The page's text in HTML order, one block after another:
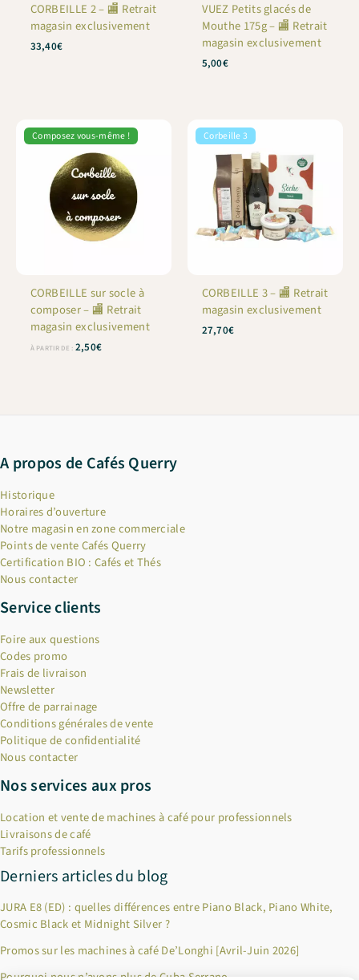
CORBEILLE 2 – 🏬 Retrait
magasin exclusivement
33,40€
VUEZ Petits glacés de
Mouthe 175g – 🏬 Retrait
magasin exclusivement
5,00€
Composez vous-même !
CORBEILLE sur socle à
composer – 🏬 Retrait
magasin exclusivement
À PARTIR DE : 2,50€
Corbeille 3
CORBEILLE 3 – 🏬 Retrait
magasin exclusivement
27,70€
A propos de Cafés Querry
Historique
Horaires d’ouverture
Notre magasin en zone commerciale
Points de vente Cafés Querry
Certification BIO : Cafés et Thés
Nous contacter
Service clients
Foire aux questions
Codes promo
Frais de livraison
Newsletter
Offre de parrainage
Conditions générales de vente
Politique de confidentialité
Nous contacter
Nos services aux pros
Location et vente de machines à café pour professionnels
Livraisons de café
Tarifs professionnels
Derniers articles du blog
JURA E8 (ED) : quelles différences entre Piano Black, Piano White,
Cosmic Black et Midnight Silver ?
Promos sur les machines à café De’Longhi [Avril-Juin 2026]